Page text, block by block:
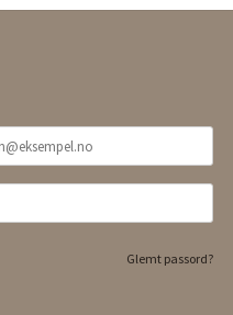
Glemt passord?